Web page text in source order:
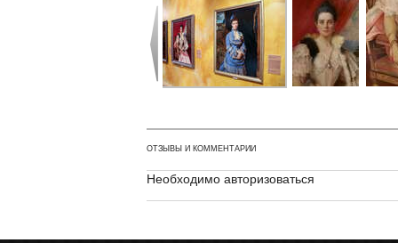
ОТЗЫВЫ И КОММЕНТАРИИ
Необходимо авторизоваться